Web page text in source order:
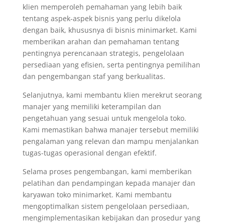
klien memperoleh pemahaman yang lebih baik
tentang aspek-aspek bisnis yang perlu dikelola
dengan baik, khususnya di bisnis minimarket. Kami
memberikan arahan dan pemahaman tentang
pentingnya perencanaan strategis, pengelolaan
persediaan yang efisien, serta pentingnya pemilihan
dan pengembangan staf yang berkualitas.
Selanjutnya, kami membantu klien merekrut seorang
manajer yang memiliki keterampilan dan
pengetahuan yang sesuai untuk mengelola toko.
Kami memastikan bahwa manajer tersebut memiliki
pengalaman yang relevan dan mampu menjalankan
tugas-tugas operasional dengan efektif.
Selama proses pengembangan, kami memberikan
pelatihan dan pendampingan kepada manajer dan
karyawan toko minimarket. Kami membantu
mengoptimalkan sistem pengelolaan persediaan,
mengimplementasikan kebijakan dan prosedur yang